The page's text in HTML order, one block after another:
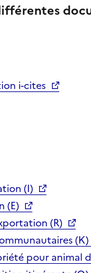
i-cites
(I)
(E)
(R)
(K)
pour animal